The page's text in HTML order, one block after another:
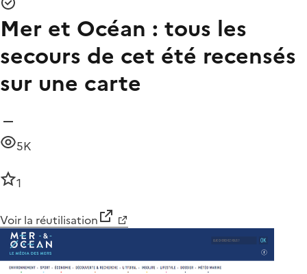
Mer et Océan : tous les
secours de cet été recensés
sur une carte
5K
1
Voir la réutilisation